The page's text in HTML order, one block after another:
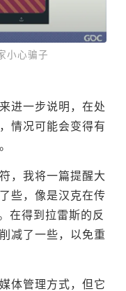
小心骗子
进一步说明，在处
情况可能会变得有
，我将一篇提醒大
些，像是汉克在传
在得到拉雷斯的反
减了一些，以免重
体管理方式，但它